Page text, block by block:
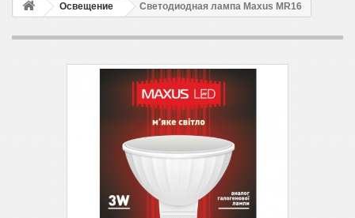
Освещение Светодиодная лампа Maxus MR16